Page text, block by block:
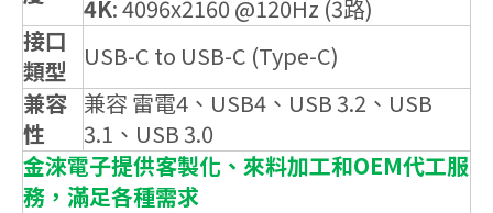
4K: 4096x2160 @120Hz (3路)
接口
類型
USB-C to USB-C (Type-C)
兼容
性
兼容 雷電4、USB4、USB 3.2、USB
3.1、USB 3.0
金淶電子提供客製化、來料加工和OEM代工服
務，滿足各種需求